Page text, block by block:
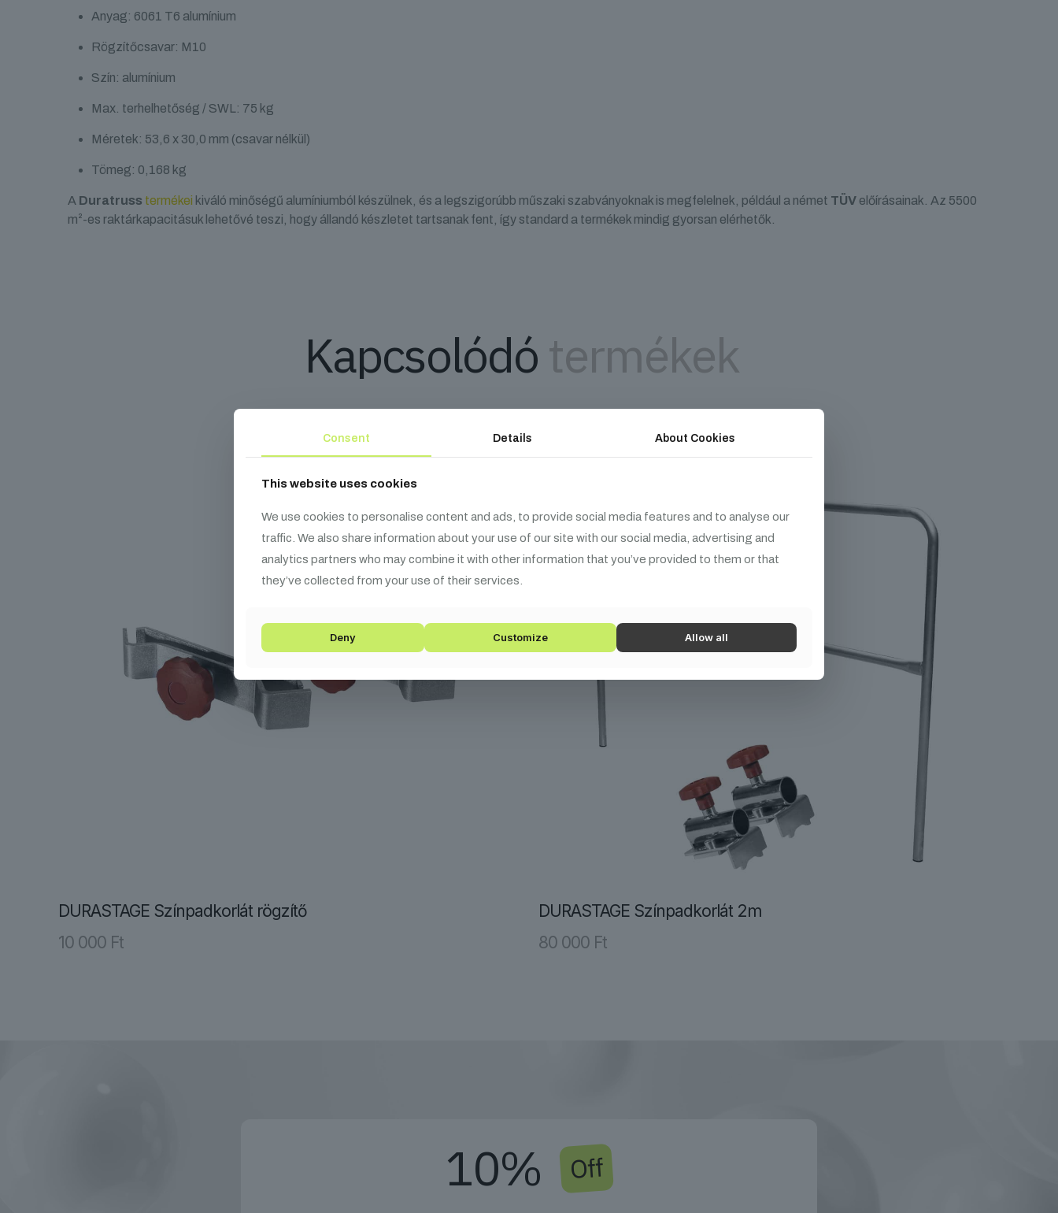
Anyag: 6061 T6 alumínium
Rögzítőcsavar: M10
Szín: alumínium
Max. terhelhetőség / SWL: 75 kg
Méretek: 53,6 x 30,0 mm (csavar nélkül)
Tömeg: 0,168 kg
A Duratruss termékei kiváló minőségű alumíniumból készülnek, és a legszigorúbb műszaki szabványoknak is megfelelnek, például a német TÜVelőírásainak. Az 5500
m²-es raktárkapacitásuk lehetővé teszi, hogy állandó készletet tartsanak fent, így standard a termékek mindig gyorsan elérhetők.
Kapcsolódótermékek
DURASTAGE Színpadkorlát rögzítő
10 000 Ft
DURASTAGE Színpadkorlát 2m
80 000 Ft
10% Off
Consent Details About Cookies
This website uses cookies
We use cookies to personalise content and ads, to provide social media features and to analyse our
traffic. We also share information about your use of our site with our social media, advertising and
analytics partners who may combine it with other information that you’ve provided to them or that
they’ve collected from your use of their services.
Deny Customize Allow all